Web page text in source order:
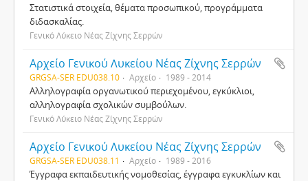
Στατιστικά στοιχεία, θέματα προσωπικού, προγράμματα
διδασκαλίας.
Γενικό Λύκειο Νέας Ζίχνης Σερρών
Αρχείο Γενικού Λυκείου Νέας Ζίχνης Σερρών
GRGSA-SER EDU038.10 Αρχείο 1989 - 2014
Αλληλογραφία οργανωτικού περιεχομένου, εγκύκλιοι,
αλληλογραφία σχολικών συμβούλων.
Γενικό Λύκειο Νέας Ζίχνης Σερρών
Αρχείο Γενικού Λυκείου Νέας Ζίχνης Σερρών
GRGSA-SER EDU038.11 Αρχείο 1989 - 2016
Έγγραφα εκπαιδευτικής νομοθεσίας, έγγραφα εγκυκλίων και